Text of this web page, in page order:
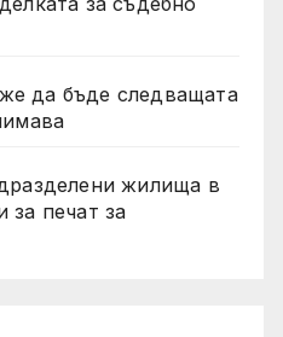
да бъде следващата
жилища в
за печат за